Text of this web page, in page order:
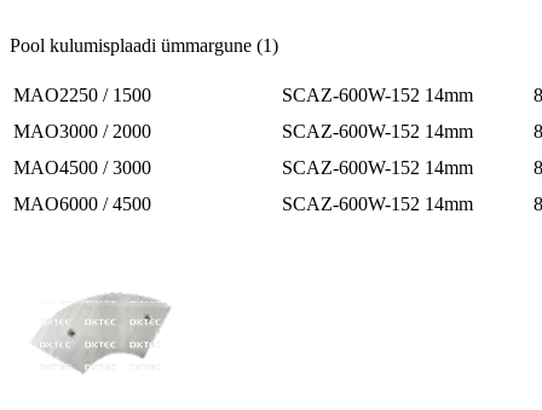
Pool kulumisplaadi ümmargune (1)
MAO2250 / 1500 SCAZ-600W-152 14mm
8
MAO3000 / 2000
SCAZ-600W-152 14mm
8
MAO4500 / 3000
SCAZ-600W-152 14mm
8
MAO6000 / 4500
SCAZ-600W-152 14mm 8